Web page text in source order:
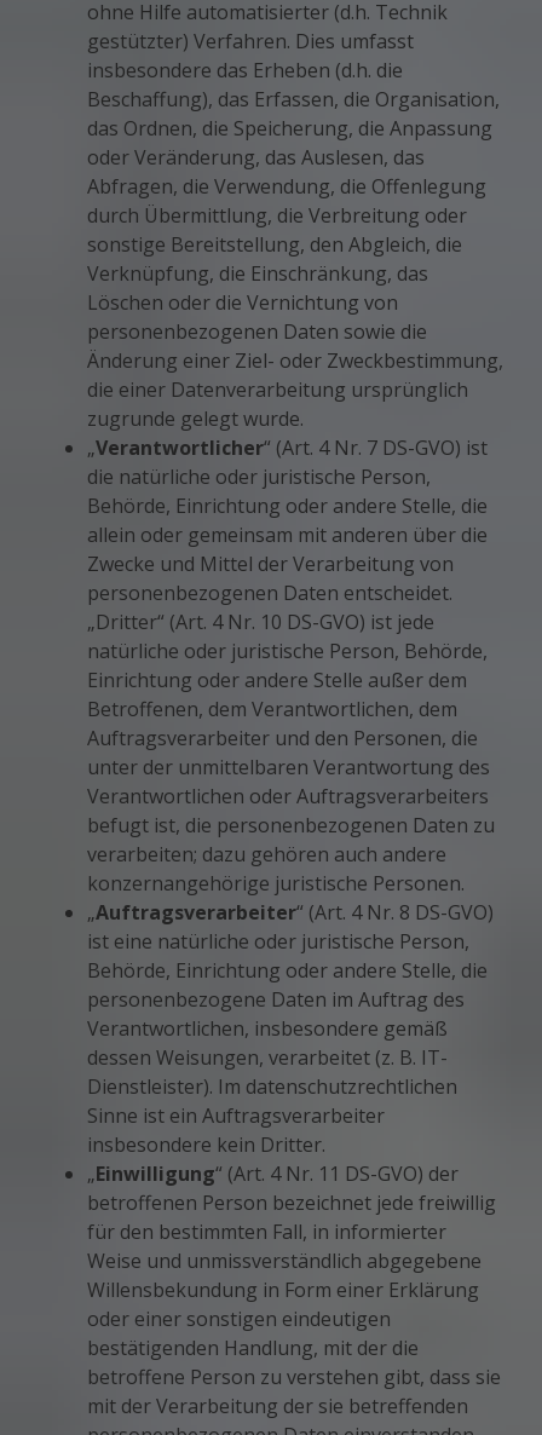
ohne Hilfe automatisierter (d.h. Technik
gestützter) Verfahren. Dies umfasst
insbesondere das Erheben (d.h. die
Beschaffung), das Erfassen, die Organisation,
das Ordnen, die Speicherung, die Anpassung
oder Veränderung, das Auslesen, das
Abfragen, die Verwendung, die Offenlegung
durch Übermittlung, die Verbreitung oder
sonstige Bereitstellung, den Abgleich, die
Verknüpfung, die Einschränkung, das
Löschen oder die Vernichtung von
personenbezogenen Daten sowie die
Änderung einer Ziel- oder Zweckbestimmung,
die einer Datenverarbeitung ursprünglich
zugrunde gelegt wurde.
„Verantwortlicher“ (Art. 4 Nr. 7 DS-GVO) ist
die natürliche oder juristische Person,
Behörde, Einrichtung oder andere Stelle, die
allein oder gemeinsam mit anderen über die
Zwecke und Mittel der Verarbeitung von
personenbezogenen Daten entscheidet.
„Dritter“ (Art. 4 Nr. 10 DS-GVO) ist jede
natürliche oder juristische Person, Behörde,
Einrichtung oder andere Stelle außer dem
Betroffenen, dem Verantwortlichen, dem
Auftragsverarbeiter und den Personen, die
unter der unmittelbaren Verantwortung des
Verantwortlichen oder Auftragsverarbeiters
befugt ist, die personenbezogenen Daten zu
verarbeiten; dazu gehören auch andere
konzernangehörige juristische Personen.
„Auftragsverarbeiter“ (Art. 4 Nr. 8 DS-GVO)
ist eine natürliche oder juristische Person,
Behörde, Einrichtung oder andere Stelle, die
personenbezogene Daten im Auftrag des
Verantwortlichen, insbesondere gemäß
dessen Weisungen, verarbeitet (z. B. IT-
Dienstleister). Im datenschutzrechtlichen
Sinne ist ein Auftragsverarbeiter
insbesondere kein Dritter.
„Einwilligung“ (Art. 4 Nr. 11 DS-GVO) der
betroffenen Person bezeichnet jede freiwillig
für den bestimmten Fall, in informierter
Weise und unmissverständlich abgegebene
Willensbekundung in Form einer Erklärung
oder einer sonstigen eindeutigen
bestätigenden Handlung, mit der die
betroffene Person zu verstehen gibt, dass sie
mit der Verarbeitung der sie betreffenden